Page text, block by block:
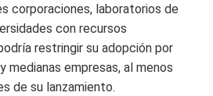
corporaciones, laboratorios de
con recursos
restringir su adopción por
medianas empresas, al menos
de su lanzamiento.